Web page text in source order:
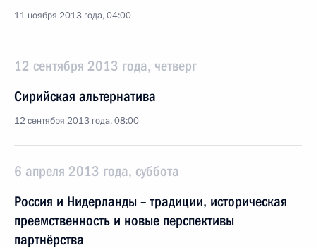
11 ноября 2013 года, 04:00
12 сентября 2013 года, четверг
Сирийская альтернатива
12 сентября 2013 года, 08:00
6 апреля 2013 года, суббота
Россия и Нидерланды – традиции, историческая
преемственность и новые перспективы
партнёрства